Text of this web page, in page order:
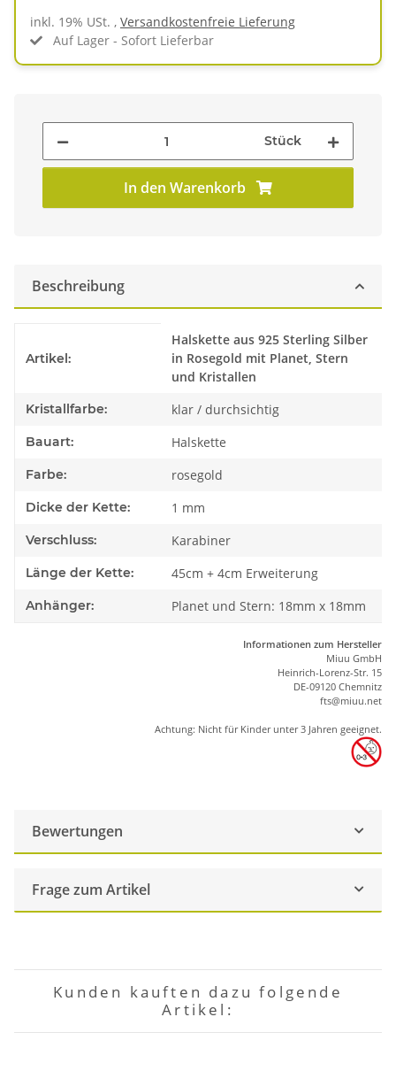
inkl. 19% USt. , Versandkostenfreie Lieferung
Auf Lager - Sofort Lieferbar
Stück
In den Warenkorb
Beschreibung
Artikel:
Halskette aus 925 Sterling Silber
in Rosegold mit Planet, Stern
und Kristallen
Kristallfarbe: klar / durchsichtig
Bauart: Halskette
Farbe: rosegold
Dicke der Kette: 1 mm
Verschluss: Karabiner
Länge der Kette: 45cm + 4cm Erweiterung
Anhänger: Planet und Stern: 18mm x 18mm
Informationen zum Hersteller
Miuu GmbH
Heinrich-Lorenz-Str. 15
DE-09120 Chemnitz
fts@miuu.net
Achtung: Nicht für Kinder unter 3 Jahren geeignet.
Bewertungen
Frage zum Artikel
Kunden kauften dazu folgende
Artikel: